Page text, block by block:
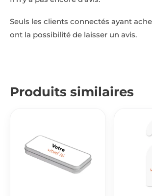
Seuls les clients connectés ayant
ont la possibilité de laisser un avis.
Produits similaires